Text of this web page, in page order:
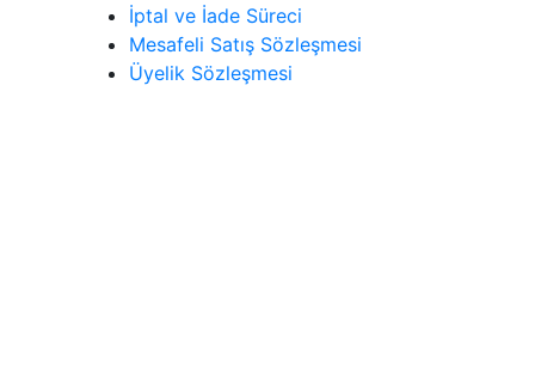
İptal ve İade Süreci
Mesafeli Satış Sözleşmesi
Üyelik Sözleşmesi